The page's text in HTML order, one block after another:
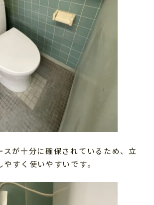
スが十分に確保されているため、立
すく使いやすいです。